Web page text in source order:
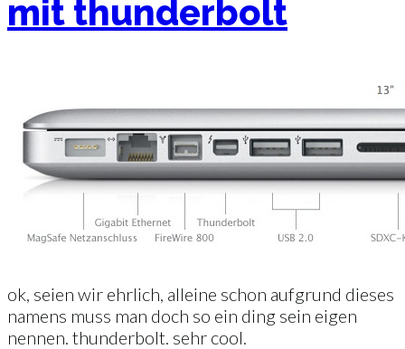
mit thunderbolt
ok, seien wir ehrlich, alleine schon aufgrund dieses
namens muss man doch so ein ding sein eigen
nennen. thunderbolt. sehr cool.